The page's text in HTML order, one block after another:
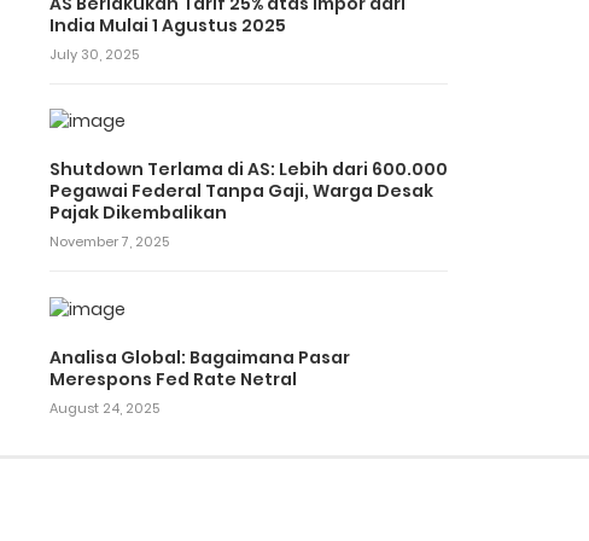
India Mulai 1 Agustus 2025
July 30, 2025
Shutdown Terlama di AS: Lebih dari 600.000
Pegawai Federal Tanpa Gaji, Warga Desak
Pajak Dikembalikan
November 7, 2025
Analisa Global: Bagaimana Pasar
Merespons Fed Rate Netral
August 24, 2025